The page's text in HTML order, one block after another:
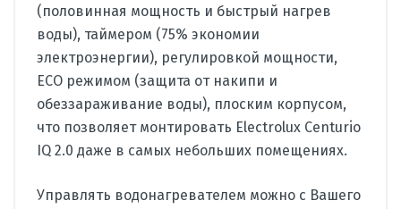
(половинная мощность и быстрый нагрев
воды), таймером (75% экономии
электроэнергии), регулировкой мощности,
ECO режимом (защита от накипи и
обеззараживание воды), плоским корпусом,
что позволяет монтировать Electrolux Centurio
IQ 2.0 даже в самых небольших помещениях.
Управлять водонагревателем можно с Вашего